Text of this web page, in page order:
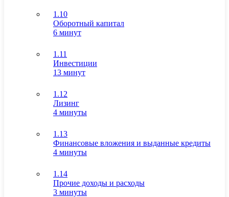
1.10
Оборотный капитал
6 минут
1.11
Инвестиции
13 минут
1.12
Лизинг
4 минуты
1.13
Финансовые вложения и выданные кредиты
4 минуты
1.14
Прочие доходы и расходы
3 минуты